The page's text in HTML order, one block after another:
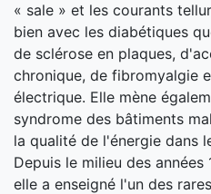
« sale » et les courants
bien avec les diabétiques
de sclérose en plaques,
chronique, de fibromyalgie
électrique. Elle mène
syndrome des bâtiments
la qualité de l'énergie dans
Depuis le milieu des
elle a enseigné l'un des